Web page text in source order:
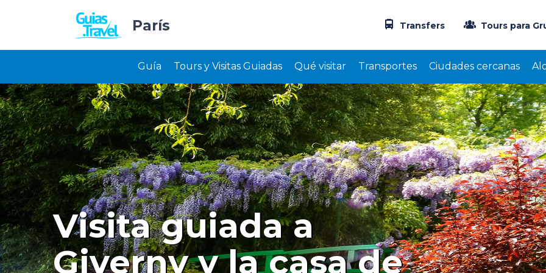
París Tours para
Transfers
Guía Tours y Visitas Guiadas Qué visitar Transportes Ciudades cercanas
Visita guiada a
Giverny y la casa de
Los jardínes de la casa de
hermosos que vale la
NS Nuria